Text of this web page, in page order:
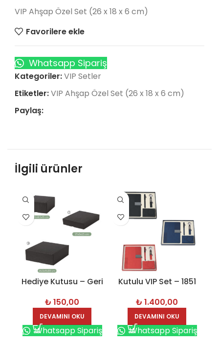
VIP Ahşap Özel Set (26 x 18 x 6 cm)
Favorilere ekle
Whatsapp Sipariş
Kategoriler:VIP Setler
Etiketler:VIP Ahşap Özel Set (26 x 18 x 6 cm)
Paylaş:
İlgili ürünler
Hediye Kutusu – Geri
Mukavva – 4621-2
₺ 150,00
DEVAMINI OKU
Whatsapp Sipariş
Kutulu VIP Set – 1851
₺ 1.400,00
DEVAMINI OKU
Whatsapp Sipariş